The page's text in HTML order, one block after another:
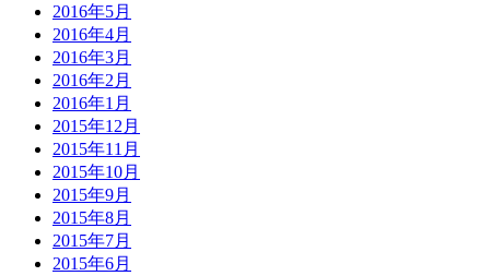
2016年5月
2016年4月
2016年3月
2016年2月
2016年1月
2015年12月
2015年11月
2015年10月
2015年9月
2015年8月
2015年7月
2015年6月